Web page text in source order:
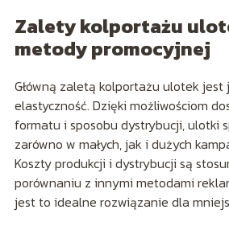
Zalety kolportażu
metody promocyjnej
Główną zaletą kolportażu ulotek jest
elastyczność. Dzięki możliwościom
formatu i sposobu dystrybucji, ulotki
zarówno w małych, jak i dużych
Koszty produkcji i dystrybucji są
porównaniu z innymi metodami
jest to idealne rozwiązanie dla